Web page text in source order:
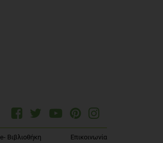
e- Βιβλιοθήκη Επικοινωνία